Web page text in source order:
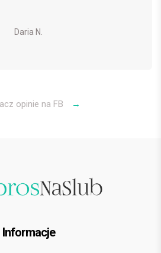
Daria N.
opinie na FB →
Informacje